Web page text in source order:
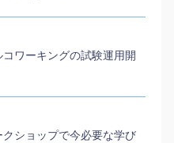
コワーキングの試験運用開
ショップで今必要な学び